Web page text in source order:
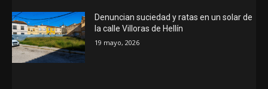
Denuncian suciedad y ratas en un solar de
la calle Villoras de Hellín
19 mayo, 2026